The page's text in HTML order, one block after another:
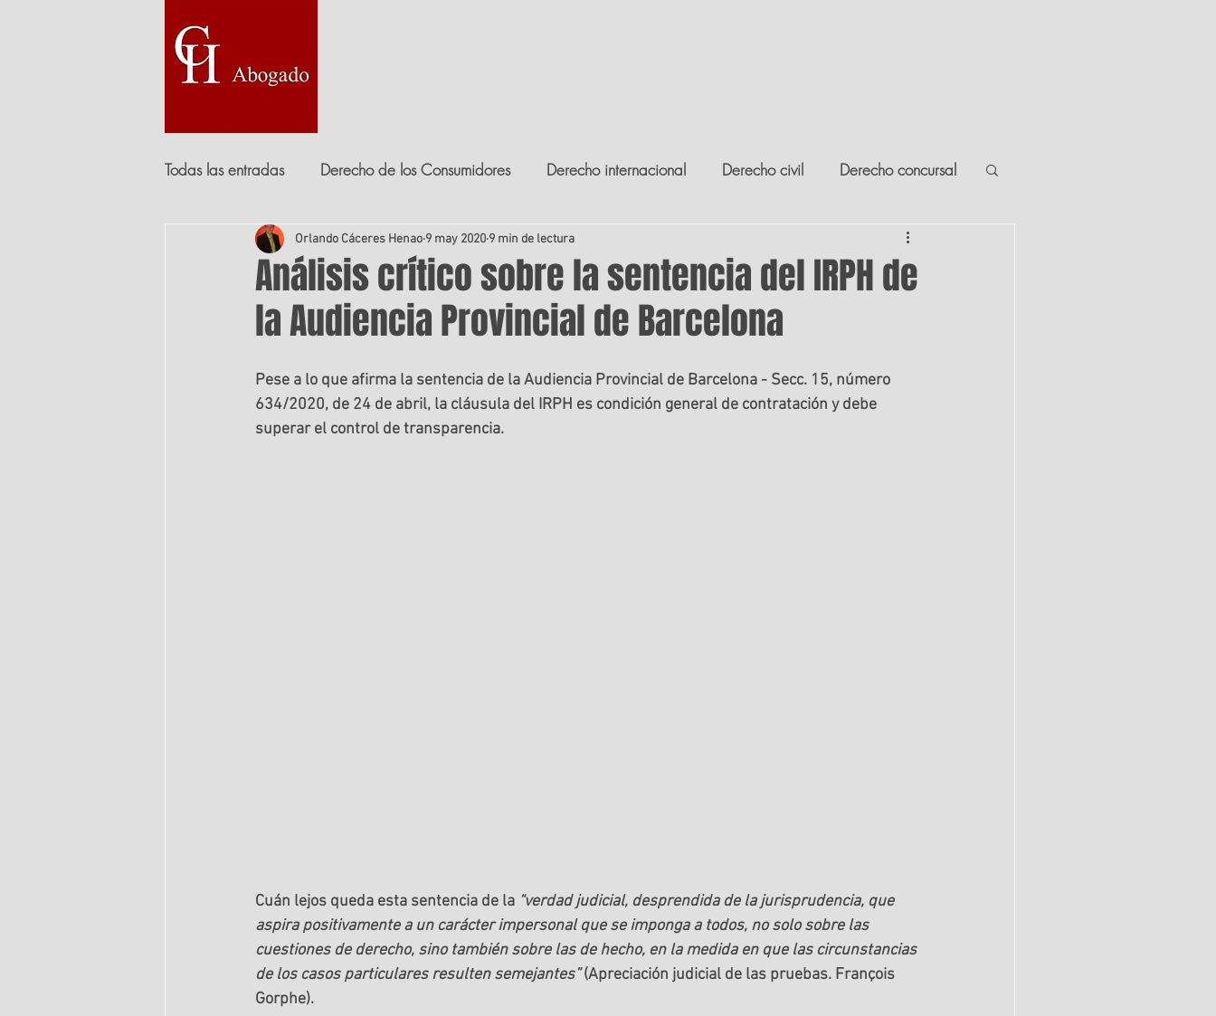
Todas las entradas Derecho de los Consumidores Derecho internacional Derecho civil Derecho concursal
Derecho administrativo Derecho de retracto Derecho litigioso
Derecho hipotecario Derecho bancario Derecho constitucional Derecho tributario
Derecho de extranjería
Análisis crítico sobre la sentencia del IRPH de
la Audiencia Provincial de Barcelona
Orlando Cáceres Henao 9 may 2020 9 min de lectura
Pese a lo que afirma la sentencia de la Audiencia Provincial de Barcelona - Secc. 15, número
634/2020, de 24 de abril, la cláusula del IRPH es condición general de contratación y debe
superar el control de transparencia.
Cuán lejos queda esta sentencia de la “verdad judicial, desprendida de la jurisprudencia, que
aspira positivamente a un carácter impersonal que se imponga a todos, no solo sobre las
cuestiones de derecho, sino también sobre las de hecho, en la medida en que las circunstancias
de los casos particulares resulten semejantes” (Apreciación judicial de las pruebas. François
Gorphe).